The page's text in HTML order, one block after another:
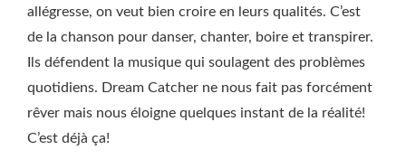
allégresse, on veut bien croire en leurs qualités. C’est
de la chanson pour danser, chanter, boire et transpirer.
Ils défendent la musique qui soulagent des problèmes
quotidiens. Dream Catcher ne nous fait pas forcément
rêver mais nous éloigne quelques instant de la réalité!
C’est déjà ça!